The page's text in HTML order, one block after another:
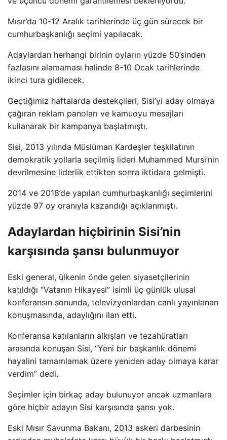
Mısır’da 10-12 Aralık tarihlerinde üç gün sürecek bir
cumhurbaşkanlığı seçimi yapılacak.
Adaylardan herhangi birinin oyların yüzde 50’sinden
fazlasını alamaması halinde 8-10 Ocak tarihlerinde
ikinci tura gidilecek.
Geçtiğimiz haftalarda destekçileri, Sisi’yi aday olmaya
çağıran reklam panoları ve kamuoyu mesajları
kullanarak bir kampanya başlatmıştı.
Sisi, 2013 yılında Müslüman Kardeşler teşkilatının
demokratik yollarla seçilmiş lideri Muhammed Mursi’nin
devrilmesine liderlik ettikten sonra iktidara gelmişti.
2014 ve 2018’de yapılan cumhurbaşkanlığı seçimlerini
yüzde 97 oy oranıyla kazandığı açıklanmıştı.
Adaylardan hiçbirinin Sisi’nin
karşısında şansı bulunmuyor
Eski general, ülkenin önde gelen siyasetçilerinin
katıldığı “Vatanın Hikayesi” isimli üç günlük ulusal
konferansın sonunda, televizyonlardan canlı yayınlanan
konuşmasında, adaylığını ilan etti.
Konferansa katılanların alkışları ve tezahüratları
arasında konuşan Sisi, “Yeni bir başkanlık dönemi
hayalini tamamlamak üzere yeniden aday olmaya karar
verdim” dedi.
Seçimler için birkaç aday bulunuyor ancak uzmanlara
göre hiçbir adayın Sisi karşısında şansı yok.
Eski Mısır Savunma Bakanı, 2013 askeri darbesinin